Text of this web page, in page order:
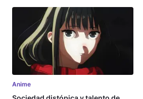
Anime